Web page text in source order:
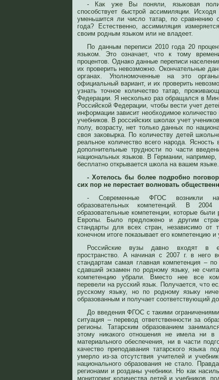
- Как уже Вы поняли, языковая
способствует быстрой ассимиляции.
уменьшится ли число татар, по сравнению
года? Естественно, ассимиляция
своим родным языком или не владеет.
По данным переписи 2010 года 20
языком. Это означает, что к тому
процентов. Однако данные переписи
их проверить невозможно. Окончательные
органах. Уполномоченные на это
официальный вариант, и их проверить
узнать точное количество татар,
Федерации. Я несколько раз обращался в
Российской Федерации, чтобы вести учет
информации зависит необходимое количество
учебников. В российских школах учет
полу, возрасту, нет только данных по
своя заковырка. По количеству детей
реальное количество всего народа.
дополнительные трудности по части
национальных языков. В Германии,
бесплатно открывается школа на вашем языке.
- Хотелось бы более подробно
сих пор не перестает волновать
- Современные ФГОС возникли на
образовательных компетенций. В
образовательные компетенции, которые
Европы. Было предложено и другим
стандарты для всех стран, независимо от
конечном итоге показывает его компетенцию и
Российские вузы давно входят в
пространство. А начиная с 2007 г. в него
стандартам самая главная компетенция –
сдавший экзамен по родному языку, не
компетенцию убрали. Вместо нее все
перевели на русский язык. Получается, что
русскому языку, но по родному языку
образованным и получает соответствующий
До введения ФГОС с такими
ситуация – перевод ответственности за
регионы. Татарским образованием
этому никакого отношения не имела ни в
материального обеспечения, ни в части
качество преподавания татарского языка
умерло из-за отсутствия учителей и
национального образования не стало.
регионами и розданы учебники. Но как
мониторинг количества детей и учебников,